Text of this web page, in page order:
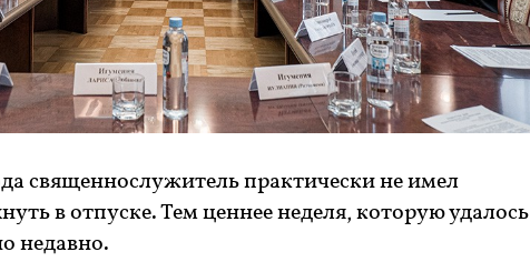
священнослужитель практически не имел
в отпуске. Тем ценнее неделя, которую удалось
недавно.